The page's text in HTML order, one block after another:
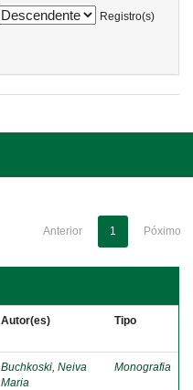
Registro(s)
Anterior 1 Póximo
Autor(es) Tipo
Buchkoski, Neiva
Maria
Monografia